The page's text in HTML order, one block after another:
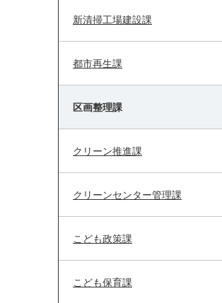
新清掃工場建設課
都市再生課
区画整理課
クリーン推進課
クリーンセンター管理課
こども政策課
こども保育課